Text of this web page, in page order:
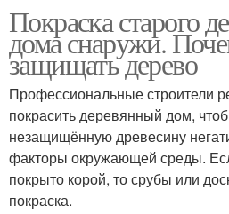
Покраска старого
дома снаружи.
защищать дерево
Профессиональные строители
покрасить деревянный дом,
незащищённую древесину
факторы окружающей среды.
покрыто корой, то срубы или
покраска.